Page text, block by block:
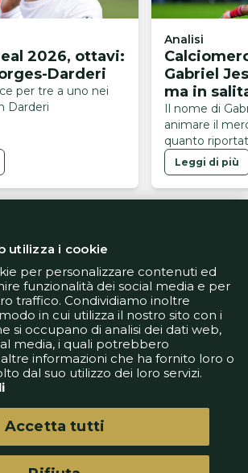
2026, ottavi:
Darderi
per tre a uno nei
Darderi
Analisi
Gabriel
ma in
ostacoli
Il nome di
animare il
quanto
brasiliano GE,
dell’Arsenal
del Napoli,
Gunners sono
soltanto …
Leggi di più
Informativa Privacy
Informativa Cookie
Tech App
Gestione preferenze
utilizza i cookie
per personalizzare contenuti ed
funzionalità dei social media e per
traffico. Condividiamo inoltre
in cui utilizza il nostro sito con i
si occupano di analisi dei dati web,
media, i quali potrebbero
informazioni che ha fornito loro o
dal suo utilizzo dei loro servizi.
Accetta tutti